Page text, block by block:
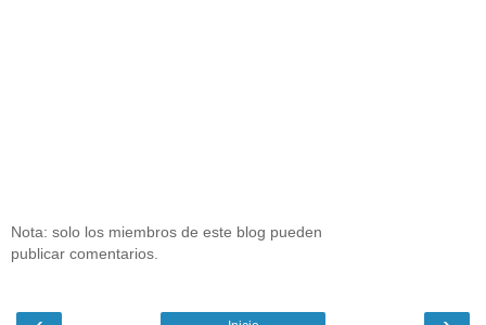
Nota: solo los miembros de este blog pueden
publicar comentarios.